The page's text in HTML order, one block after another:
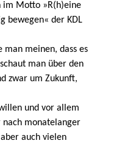
im Motto »R(h)eine
bewegen« der KDL
man meinen, dass es
man über den
zwar um Zukunft,
und vor allem
nach monatelanger
auch vielen